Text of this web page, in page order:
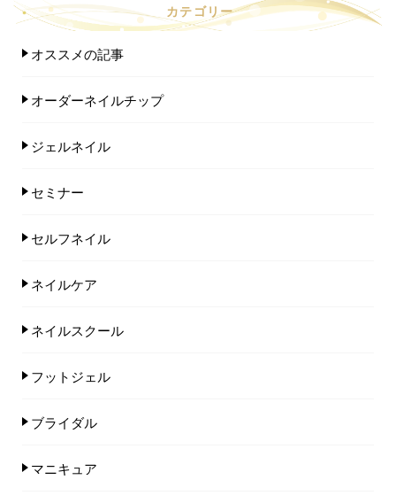
カテゴリー
オススメの記事
オーダーネイルチップ
ジェルネイル
セミナー
セルフネイル
ネイルケア
ネイルスクール
フットジェル
ブライダル
マニキュア